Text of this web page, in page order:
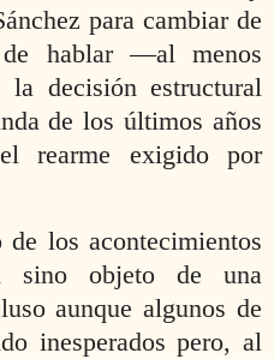
para cambiar de
hablar —al menos
decisión estructural
de los últimos años
rearme exigido por
los acontecimientos
sino objeto de una
aunque algunos de
inesperados pero, al